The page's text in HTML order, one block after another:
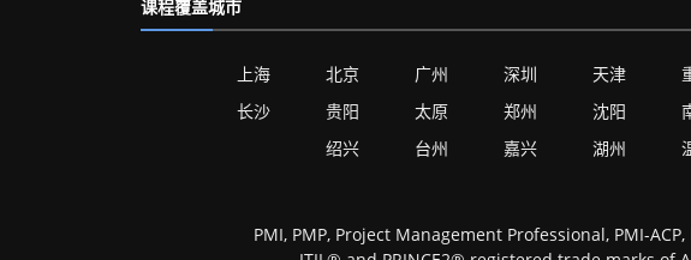
课程覆盖城市
上海 北京 广州 深圳 天津
长沙
贵阳 太原 郑州 沈阳
绍兴
台州 嘉兴 湖州
PMI, PMP, Project Management Professional, PMI-